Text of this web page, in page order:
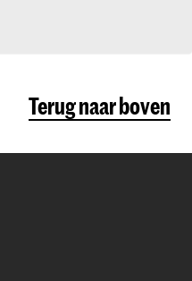
Terug naar boven